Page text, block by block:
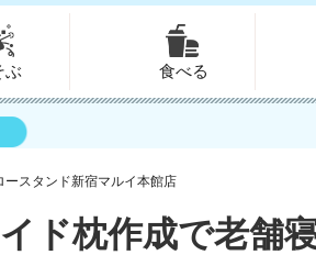
ぶ 食べる
ースタンド新宿マルイ本館店
ド枕作成で老舗